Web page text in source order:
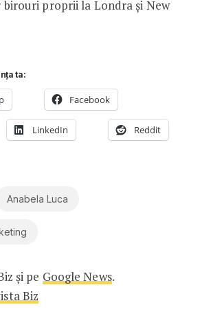
birouri proprii la Londra și New
ta:
Facebook
LinkedIn Reddit
Anabela Luca
și pe Google News.
Biz